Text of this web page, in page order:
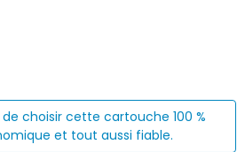
choisir cette cartouche 100 %
et tout aussi fiable.